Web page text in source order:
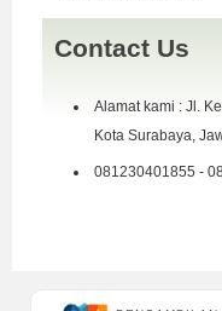
Contact Us
Alamat kami : Jl.
Kota Surabaya,
081230401855 -